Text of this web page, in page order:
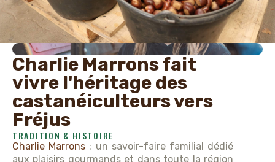
Charlie Marrons fait
vivre l'héritage des
castanéiculteurs vers
Fréjus
TRADITION & HISTOIRE
Charlie Marrons : un savoir-faire familial dédié
aux plaisirs gourmands et dans toute la région